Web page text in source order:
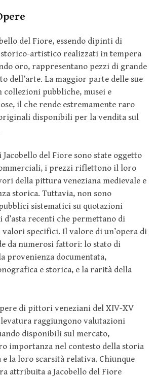
del Fiore, essendo dipinti di
artistico realizzati in tempera
oro, rappresentano pezzi di grande
dell’arte. La maggior parte delle sue
collezioni pubbliche, musei e
il che rende estremamente raro
disponibili per la vendita sul
Jacobello del Fiore sono state oggetto
i prezzi riflettono il loro
della pittura veneziana medievale e
storica. Tuttavia, non sono
sistematici su quotazioni
recenti che permettano di
specifici. Il valore di un’opera di
da numerosi fattori: lo stato di
provenienza documentata,
e storica, e la rarità della
di pittori veneziani del XIV-XV
levatura raggiungono valutazioni
disponibili sul mercato,
importanza nel contesto della storia
e la loro scarsità relativa. Chiunque
attribuita a Jacobello del Fiore